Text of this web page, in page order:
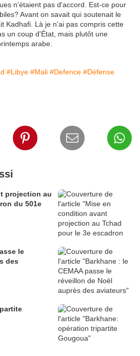
n'étaient pas d'accord. Est-ce pour
Avant on savait qui soutenait le
Kadhafi. Là je n'ai pas compris cette
un coup d'État, mais plutôt une
arabe.
#Libye #Mali #Defence #Défense
projection au
du 501e
le
des